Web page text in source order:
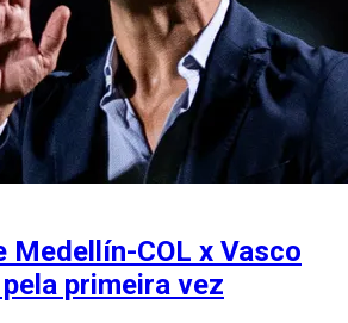
Medellín-COL x Vasco
primeira vez